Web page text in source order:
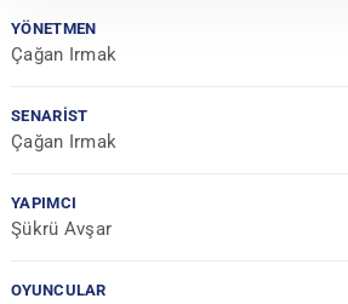
YÖNETMEN
Çağan Irmak
SENARIST
Çağan Irmak
YAPIMCI
Şükrü Avşar
OYUNCULAR